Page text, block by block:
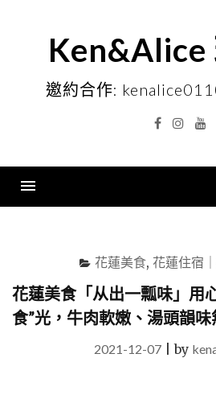
Ken&Alice
邀約合作:
Facebook
花蓮美食, 花蓮住宿
花蓮美食「从出一瓢味」用
食”光，牛肉軟嫩、湯頭韻味
2021-12-07|by